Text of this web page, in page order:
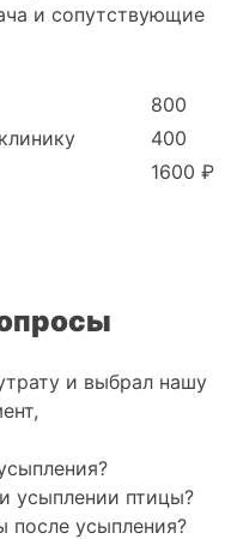
и сопутствующие
800
400
1600 ₽
и выбрал нашу
усыплении птицы?
после усыпления?